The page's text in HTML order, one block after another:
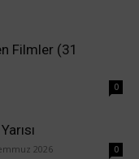
Filmler (31
0
2026 0